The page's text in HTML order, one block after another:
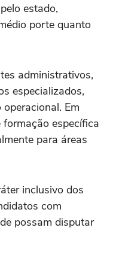
estado,
porte quanto
administrativos,
especializados,
Em
específica
para áreas
inclusivo dos
com
possam disputar